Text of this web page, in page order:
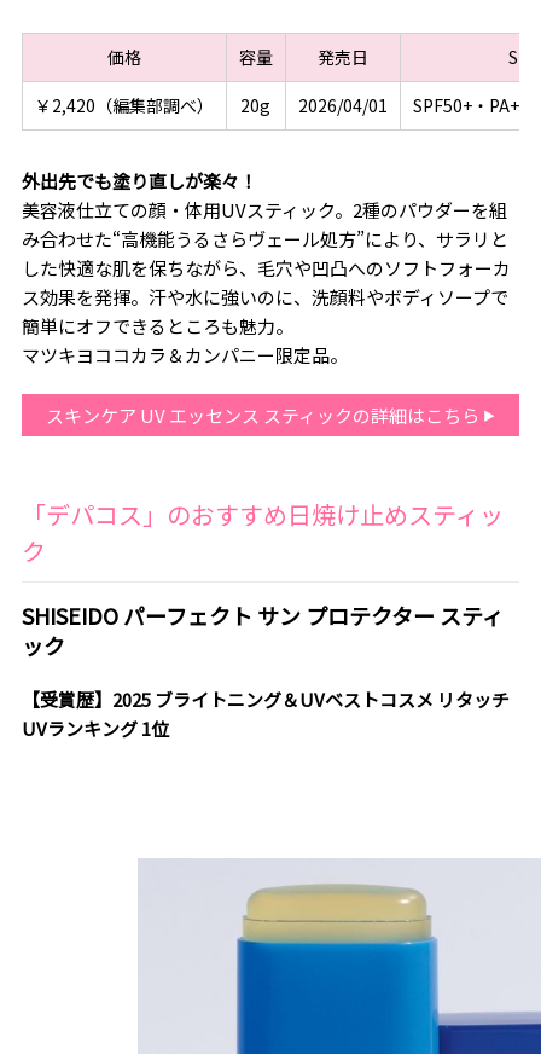
価格 容量 発売日
￥2,420（編集部調べ）
20g 2026/04/01 SPF50+・
外出先でも塗り直しが楽々！
美容液仕立ての顔・体用UVスティック。2種のパウダーを組
み合わせた“高機能うるさらヴェール処方”により、サラリと
した快適な肌を保ちながら、毛穴や凹凸へのソフトフォーカ
ス効果を発揮。汗や水に強いのに、洗顔料やボディソープで
簡単にオフできるところも魅力。
マツキヨココカラ＆カンパニー限定品。
スキンケア UV エッセンス スティックの詳細はこちら
「デパコス」のおすすめ日焼け止めスティッ
ク
SHISEIDO パーフェクト サン プロテクター スティ
ック
【受賞歴】2025 ブライトニング＆UVベストコスメ リタッチ
UVランキング 1位